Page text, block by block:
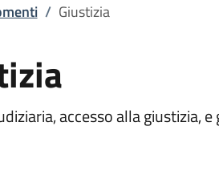
/ Giustizia
accesso alla giustizia, e